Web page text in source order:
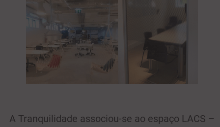
A Tranquilidade associou-se ao espaço LACS –